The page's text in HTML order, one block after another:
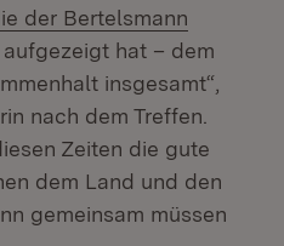
der Bertelsmann
Fenster)
hat – dem
insgesamt“,
nach dem Treffen.
Zeiten die gute
dem Land und den
gemeinsam müssen